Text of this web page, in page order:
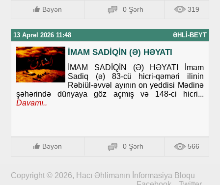
Bəyən 0 Şərh 319
13 Aprel 2026 11:48 ƏHLI-BEYT
İMAM SADİQİN (Ə) HƏYATI
İMAM SADİQİN (Ə) HƏYATI İmam
Sadiq (ə) 83-cü hicri-qəməri ilinin
Rəbiül-əvvəl ayının on yeddisi Mədinə
şəhərində dünyaya göz açmış və 148-ci hicri...
Davamı..
Bəyən 0 Şərh 566
Copyright © 2026, Hacı Əhlimanın İnformasiya Bloqu